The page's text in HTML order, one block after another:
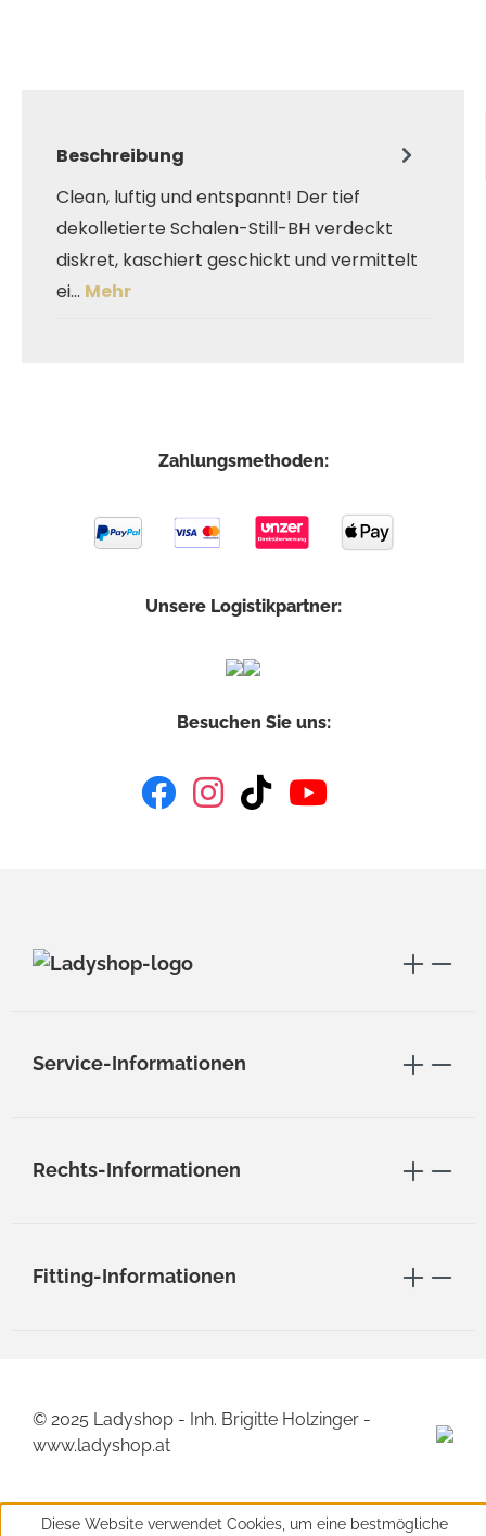
Beschreibung
Clean, luftig und entspannt! Der tief
dekolletierte Schalen-Still-BH verdeckt
diskret, kaschiert geschickt und vermittelt
ei… Mehr
Zahlungsmethoden:
Unsere Logistikpartner:
Besuchen Sie uns:
Service-Informationen
Rechts-Informationen
Fitting-Informationen
© 2025 Ladyshop - Inh. Brigitte Holzinger -
www.ladyshop.at
Diese Website verwendet Cookies, um eine bestmögliche